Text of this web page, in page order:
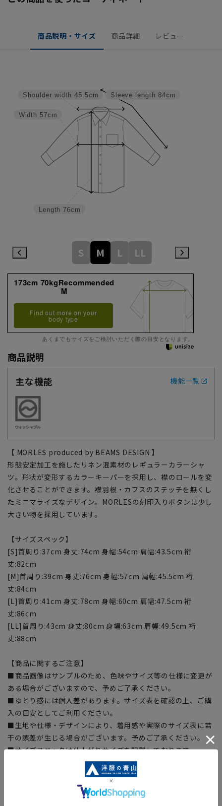
商品説明・サイズ 商品詳細 レビュー
Sleeve length 84cm
Length 76cm
Width 57cm
Shoulder width 45.5cm
S M L LL
173cm 70kgRecommended
M
Find out more on your
body type
あくまでもサイズをご検討いただく際の目安となります。
商品説明
主な機能
機能一覧
【 MORLES produced by BEAMS DESIGN 】
形態安定加工を施したリネン混素材のレギュラーカラーシャ
ツ。形状が変形するカラーキーパーを採用し、襟のロールを変
化させることができます。襟羽根・カフスのステッチを無くし
たミニマライズなデザイン。MORLESの刻印入りボタンは少し
大きい物を採用しています。
【サイズスペック】
[S]首周り:37cm 身丈:74cm 身幅:54cm 肩幅:43.5cm 裄
丈:82cm
[M]首周り:39cm 身丈:76cm 身幅:57cm 肩幅:45.5cm 裄
丈:84cm
[L]首周り:41cm 身丈:78cm 身幅:60cm 肩幅:47.5cm 裄
丈:86cm
[LL]首周り:43cm 身丈:80cm 身幅:63cm 肩幅:49.5cm 裄
丈:88cm
【商品に関するご注意】
■商品画像はサンプルのため、色味やサイズ等の仕様に変更が
ある場合がございますので、予めご了承ください。
■ゆとり感には個人差があります。サイズ表を確認の上、ご購
入の目安としてご利用ください。
■生地や仕様・デザインにより、着用感や実際のサイズ表に若
干の誤差が生じる場合がございます。予めご了承ください。
■サイズスペックは仕上がりサイズを記載しております。一
部、商品現物におすすめサイズ(ヌードサイズ)を記載している
■ブラウザやお使いのモニター環境、また撮影時の室内外の光
加減により、実際の商品と掲載画像の色味が異なる場合がござ